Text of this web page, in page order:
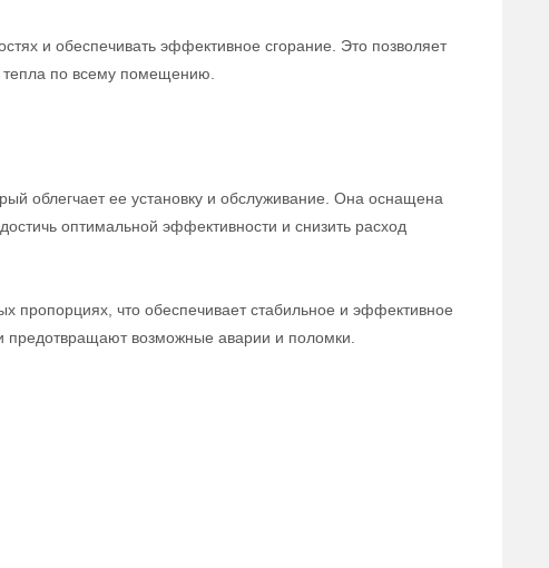
и обеспечивать эффективное сгорание. Это позволяет
тепла по всему помещению.
облегчает ее установку и обслуживание. Она оснащена
оптимальной эффективности и снизить расход
пропорциях, что обеспечивает стабильное и эффективное
предотвращают возможные аварии и поломки.